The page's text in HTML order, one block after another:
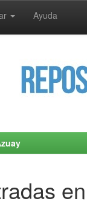
Ayuda